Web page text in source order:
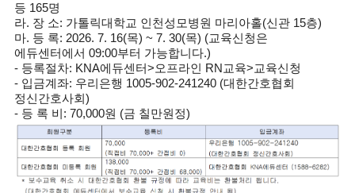
등 165명
라. 장 소: 가톨릭대학교 인천성모병원 마리아홀(신관 15층)
마. 등 록: 2026. 7. 16(목) ~ 7. 30(목) (교육신청은
에듀센터에서 09:00부터 가능합니다.)
- 등록절차: KNA에듀센터>오프라인 RN교육>교육신청
- 입금계좌: 우리은행 1005-902-241240 (대한간호협회
정신간호사회)
- 등 록 비: 70,000원 (금 칠만원정)